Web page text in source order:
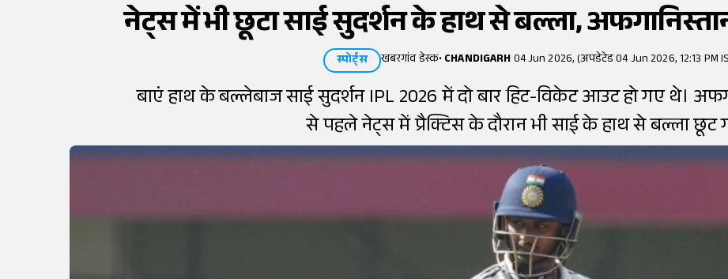
नेट्स में भी छूटा साई सुदर्शन के हाथ से बल्ला,
स्पोर्ट्स खबरगांव डेस्क•CHANDIGARH04 Jun 2026, (अपडेटेड 04 Jun 2026, 12:13 PM
बाएं हाथ के बल्लेबाज साई सुदर्शन IPL 2026 में दो बार हिट-विकेट आउट हो गए थे।
से पहले नेट्स में प्रैक्टिस के दौरान भी साई के हाथ से बल्ला छूट